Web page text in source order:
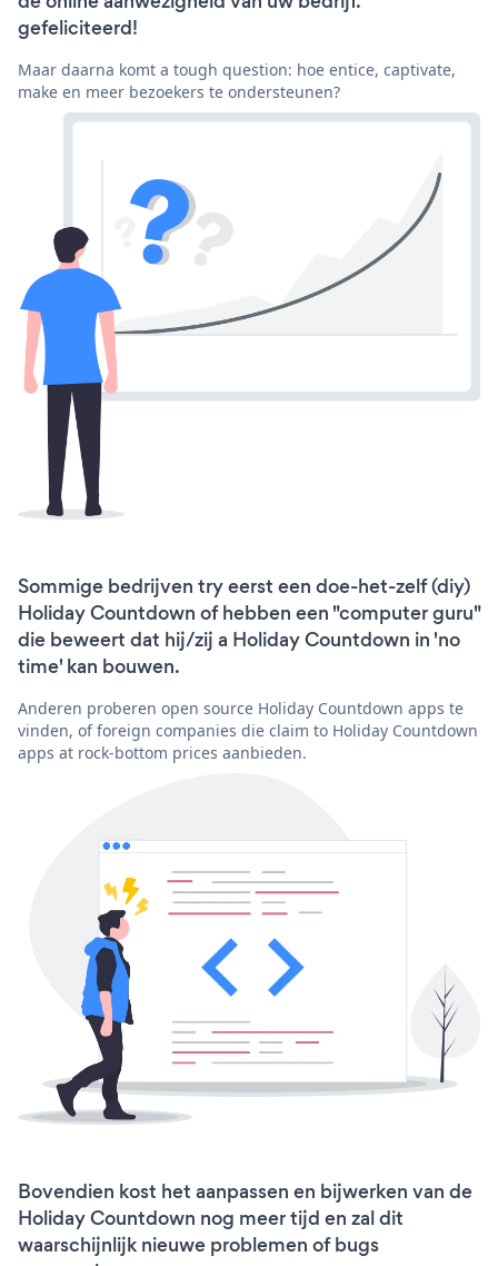
gefeliciteerd!
Maar daarna komt a tough question: hoe entice, captivate,
make en meer bezoekers te ondersteunen?
Sommige bedrijven try eerst een doe-het-zelf (diy)
Holiday Countdown of hebben een "computer guru"
die beweert dat hij/zij a Holiday Countdown in 'no
time' kan bouwen.
Anderen proberen open source Holiday Countdown apps te
vinden, of foreign companies die claim to Holiday Countdown
apps at rock-bottom prices aanbieden.
Bovendien kost het aanpassen en bijwerken van de
Holiday Countdown nog meer tijd en zal dit
waarschijnlijk nieuwe problemen of bugs